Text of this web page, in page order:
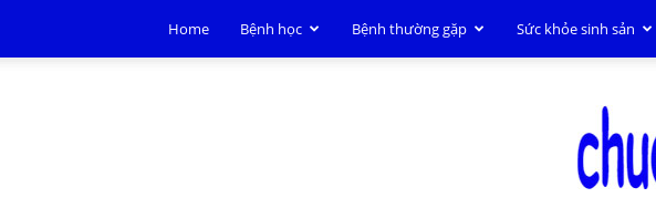
Home Bệnh học Bệnh thường gặp Sức khỏe sinh sản